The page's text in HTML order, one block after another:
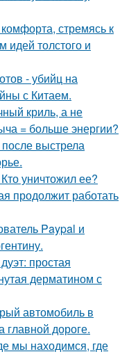
стремясь к
идей толстого и
- убийц на
с Китаем.
криль, а не
= больше энергии?
выстрела
уничтожил ее?
продолжит работать
Paypal и
простая
дерматином с
автомобиль в
главной дороге.
мы находимся, где